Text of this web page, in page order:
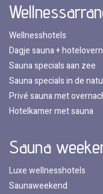
Wellnesshotels
Dagje sauna +
Sauna specials aan zee
Sauna specials in de
Privé sauna met
Hotelkamer met sauna
Sauna
Luxe wellnesshotels
Saunaweekend